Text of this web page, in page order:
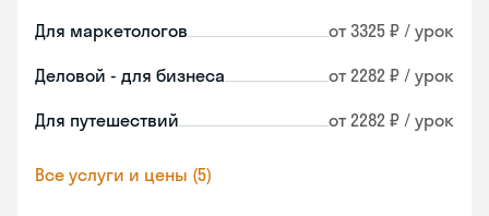
Для маркетологов от 3325 ₽ / урок
Деловой - для бизнеса от 2282 ₽ / урок
Для путешествий от 2282 ₽ / урок
Все услуги и цены (5)